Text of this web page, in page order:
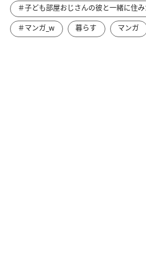
＃子ども部屋おじさんの彼と一緒に住
＃マンガ_w
暮らす マンガ